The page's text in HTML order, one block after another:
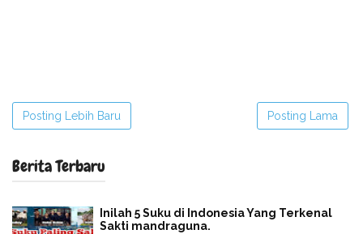
Posting Lebih Baru Posting Lama
Berita Terbaru
Inilah 5 Suku di Indonesia Yang Terkenal
Sakti mandraguna.